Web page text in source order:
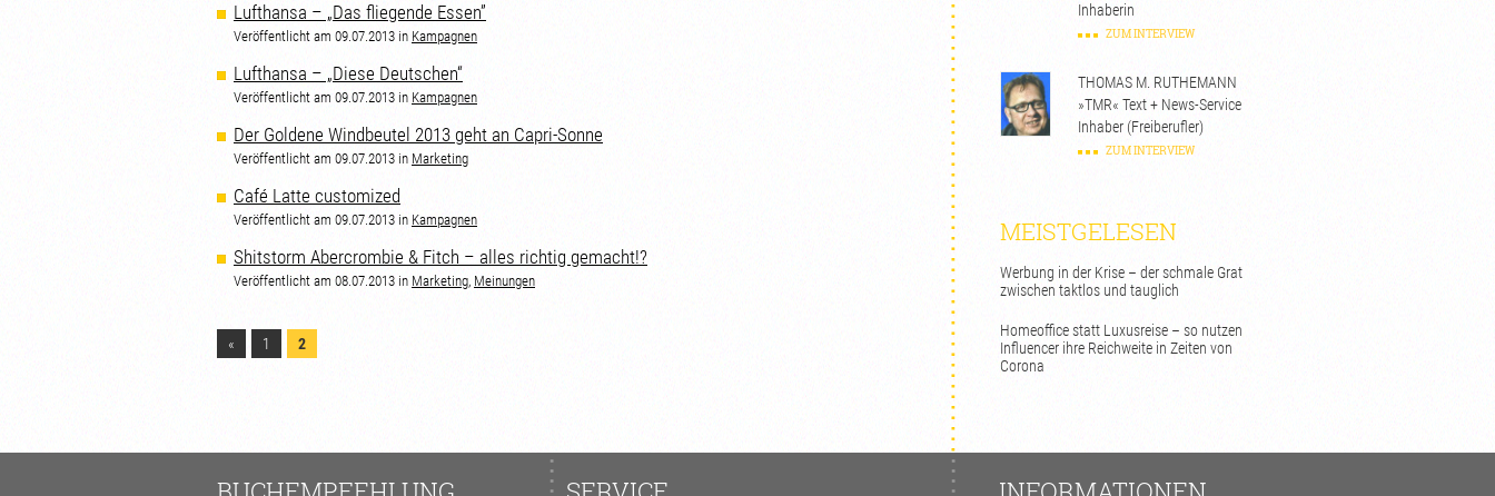
Lufthansa – „Das fliegende Essen”
Veröffentlicht am 09.07.2013 in Kampagnen
Lufthansa – „Diese Deutschen“
Veröffentlicht am 09.07.2013 in Kampagnen
Der Goldene Windbeutel 2013 geht an Capri-Sonne
Veröffentlicht am 09.07.2013 in Marketing
Café Latte customized
Veröffentlicht am 09.07.2013 in Kampagnen
Shitstorm Abercrombie & Fitch – alles richtig gemacht!?
Veröffentlicht am 08.07.2013 in Marketing, Meinungen
« 1 2
Inhaberin
ZUM INTERVIEW
THOMAS M. RUTHEMANN
»TMR« Text + News-Service
Inhaber (Freiberufler)
ZUM INTERVIEW
MEISTGELESEN
Werbung in der Krise – der schmale Grat
zwischen taktlos und tauglich
Homeoffice statt Luxusreise – so nutzen
Influencer ihre Reichweite in Zeiten von
Corona